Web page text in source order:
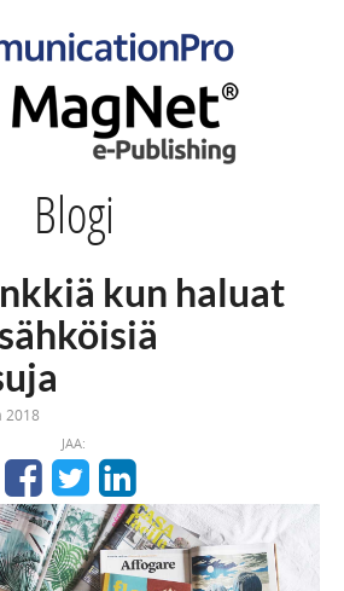
Blogi
kun haluat
2018
JAA: